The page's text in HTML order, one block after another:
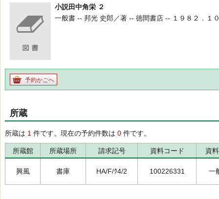
小説田中角栄 ２
一般書 -- 邦光 史郎／著 -- 徳間書店 -- １９８２．１
予約かごへ
所蔵
所蔵は 1 件です。現在の予約件数は 0 件です。
所蔵館 所蔵場所 請求記号 資料コード 資
興風 書庫 HA/F/ｸ4/2 100226331 一